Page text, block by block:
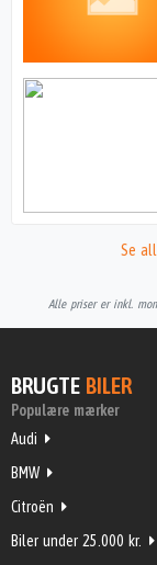
Se
Alle priser er inkl.
BRUGTE BILER
Populære mærker
Audi
BMW
Citroën
Biler under 25.000 kr.